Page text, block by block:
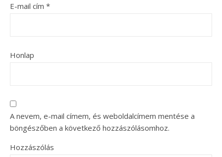
E-mail cím *
Honlap
A nevem, e-mail címem, és weboldalcímem mentése a
böngészőben a következő hozzászólásomhoz.
Hozzászólás